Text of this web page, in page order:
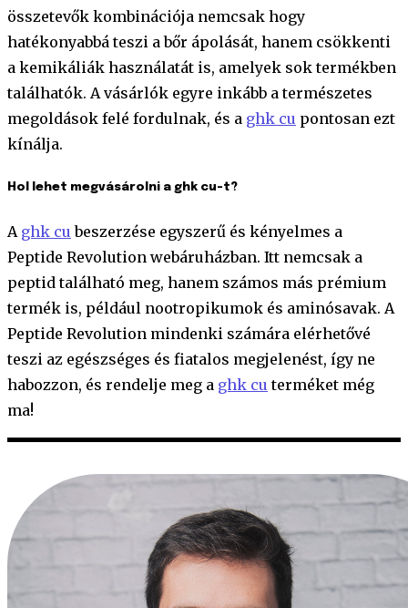
összetevők kombinációja nemcsak hogy
hatékonyabbá teszi a bőr ápolását, hanem csökkenti
a kemikáliák használatát is, amelyek sok termékben
találhatók. A vásárlók egyre inkább a természetes
megoldások felé fordulnak, és a ghk cu pontosan ezt
kínálja.
Hol lehet megvásárolni a ghk cu-t?
A ghk cu beszerzése egyszerű és kényelmes a
Peptide Revolution webáruházban. Itt nemcsak a
peptid található meg, hanem számos más prémium
termék is, például nootropikumok és aminósavak. A
Peptide Revolution mindenki számára elérhetővé
teszi az egészséges és fiatalos megjelenést, így ne
habozzon, és rendelje meg a ghk cu terméket még
ma!